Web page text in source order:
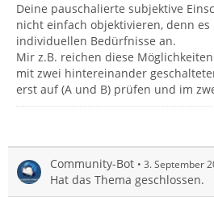
Deine pauschalierte subjektive
nicht einfach objektivieren, denn
individuellen Bedürfnisse an.
Mir z.B. reichen diese
mit zwei hintereinander
erst auf (A und B) prüfen und im
Community-Bot 3. September
Hat das Thema geschlossen.